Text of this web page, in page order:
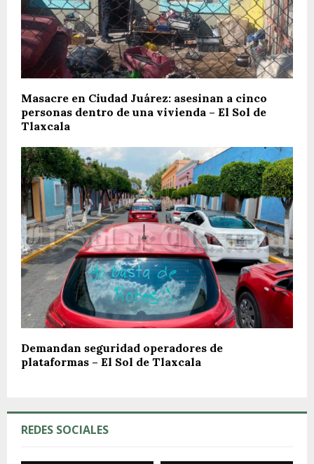
Masacre en Ciudad Juárez: asesinan a cinco
personas dentro de una vivienda – El Sol de
Tlaxcala
Demandan seguridad operadores de
plataformas – El Sol de Tlaxcala
REDES SOCIALES